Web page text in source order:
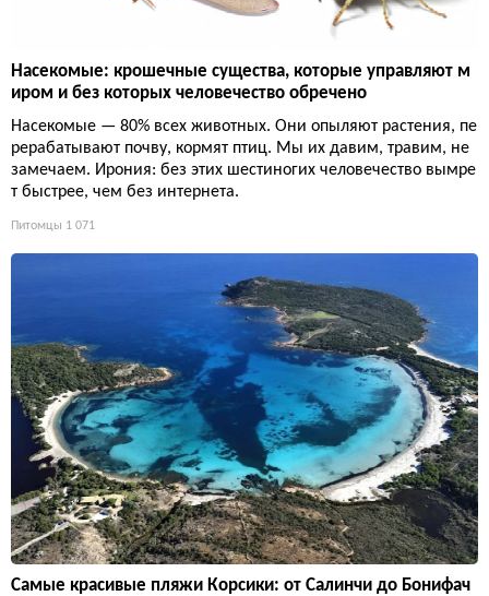
Насекомые: крошечные существа, которые управляют м
иром и без которых человечество обречено
Насекомые — 80% всех животных. Они опыляют растения, пе
рерабатывают почву, кормят птиц. Мы их давим, травим, не
замечаем. Ирония: без этих шестиногих человечество вымре
т быстрее, чем без интернета.
Питомцы 1 071
Самые красивые пляжи Корсики: от Салинчи до Бонифач